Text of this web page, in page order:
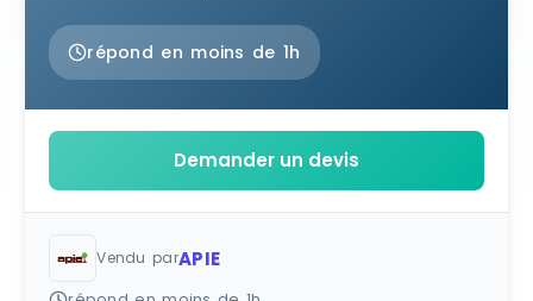
répond en moins de 1h
Demander un devis
Vendu parAPIE